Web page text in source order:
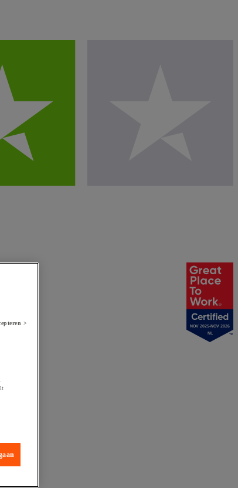
NOV 2025-NOV 2026
NL
>